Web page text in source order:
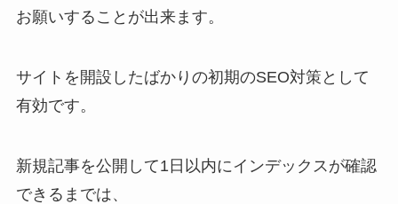
お願いすることが出来ます。
サイトを開設したばかりの初期のSEO対策として
有効です。
新規記事を公開して1日以内にインデックスが確認
できるまでは、